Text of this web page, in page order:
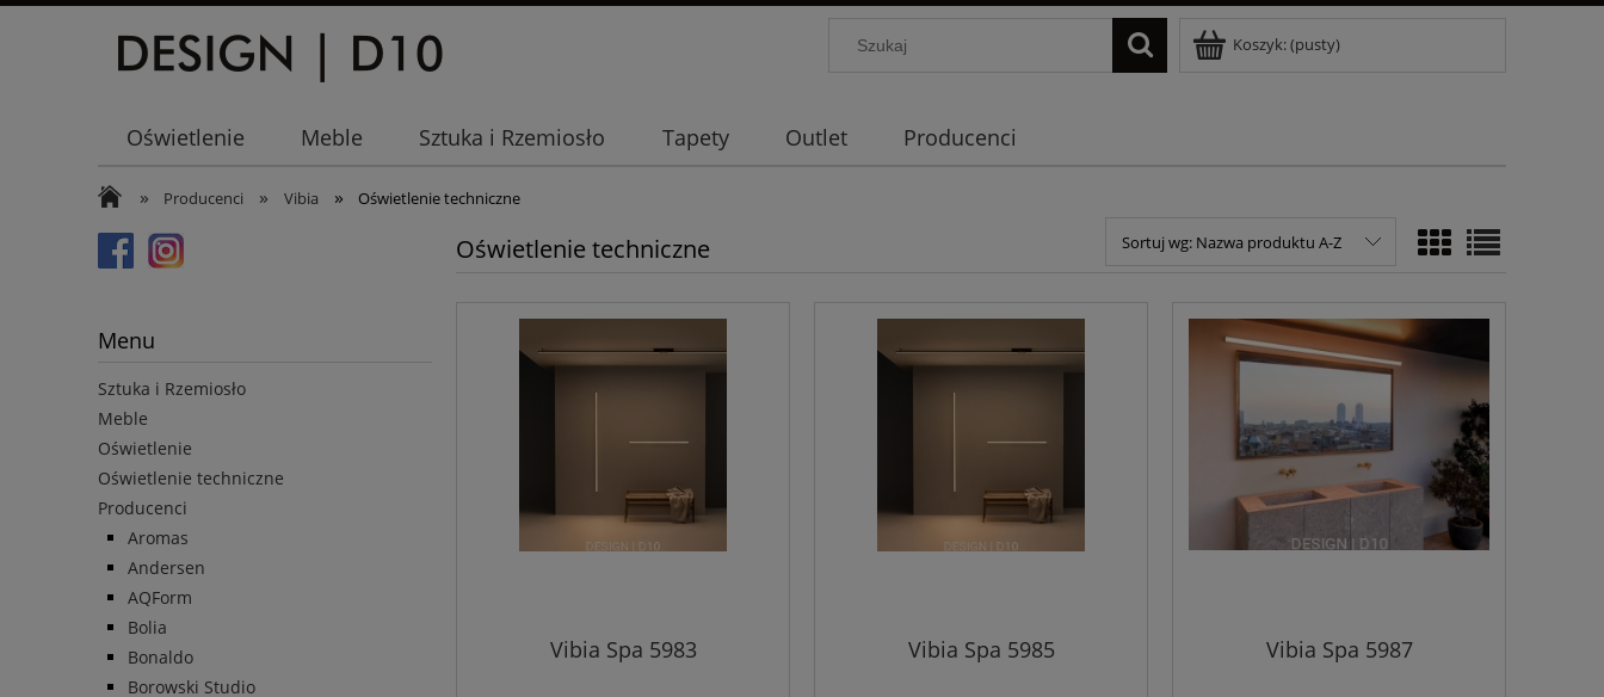
Koszyk:(pusty)
Oświetlenie Meble Sztuka i Rzemiosło Tapety Outlet Producenci
» Producenci » Vibia » Oświetlenie techniczne
Menu
Sztuka i Rzemiosło
Meble
Oświetlenie
Oświetlenie techniczne
Producenci
Aromas
Andersen
AQForm
Bolia
Bonaldo
Borowski Studio
Oświetlenie techniczne Sortuj wg: Nazwa produktu A-Z
Vibia Spa 5983 Vibia Spa 5985 Vibia Spa 5987